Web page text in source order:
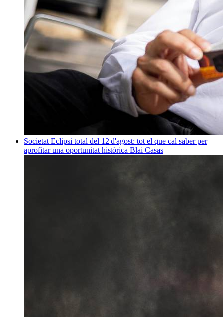
Societat Eclipsi total del 12 d'agost: tot el que cal saber per
aprofitar una oportunitat històrica Blai Casas